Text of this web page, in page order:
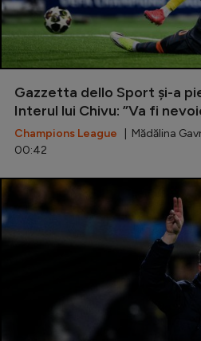
Gazzetta dello Sport și-a
Interul lui Chivu: ”Va fi
Champions League | Mădălina
00:42